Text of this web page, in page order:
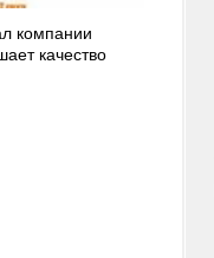
компании
качество